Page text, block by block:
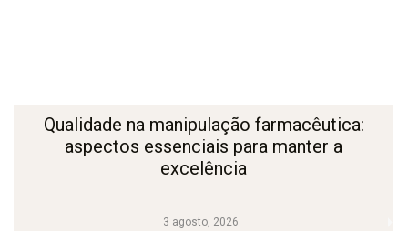
3 agosto, 2026
Qualidade na manipulação farmacêutica:
aspectos essenciais para manter a
excelência